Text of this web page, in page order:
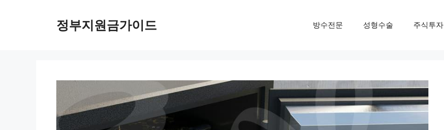
정부지원금가이드 방수전문 성형수술 주식투자